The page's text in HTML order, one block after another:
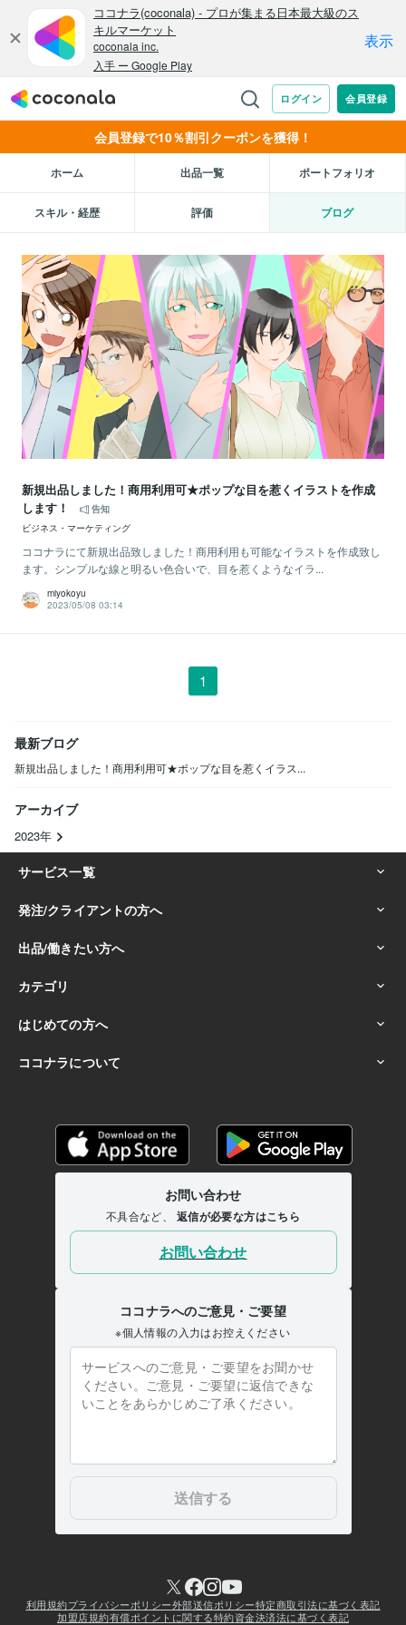
会員登録で10％割引クーポンを獲得！
ホーム 出品一覧 ポートフォリオ
スキル・経歴 評価 ブログ
新規出品しました！商用利用可★ポップな目を惹くイラストを作成
します！
告知
ビジネス・マーケティング
ココナラにて新規出品致しました！商用利用も可能なイラストを作成致し
ます。シンプルな線と明るい色合いで、目を惹くようなイラ...
miyokoyu
2023/05/08 03:14
1
最新ブログ
新規出品しました！商用利用可★ポップな目を惹くイラス...
アーカイブ
2023年